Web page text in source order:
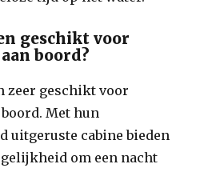
geschikt voor
boord?
zeer geschikt voor
Met hun
uitgeruste cabine bieden
om een nacht